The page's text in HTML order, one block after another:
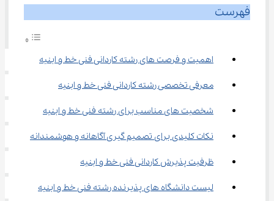
فهرست
اهمیت و فرصت‌ های رشته کاردانی فنی خط و ابنیه
معرفی تخصصی رشته کاردانی فنی خط و ابنیه
شخصیت های مناسب برای رشته فنی خط و ابنیه
نکات کلیدی برای تصمیم ‌گیری آگاهانه و هوشمندانه
ظرفیت پذیرش کاردانی فنی خط و ابنیه
لیست دانشگاه های پذیرنده رشته فنی خط و ابنیه